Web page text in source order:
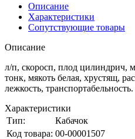
Описание
Характеристики
Сопутствующие товары
Описание
л/п, скоросп, плод цилиндрич,
тонк, мякоть белая, хрустящ,
лежкость, транспортабельность.
Характеристики
Тип:
Кабачок
Код товара: 00-00001507